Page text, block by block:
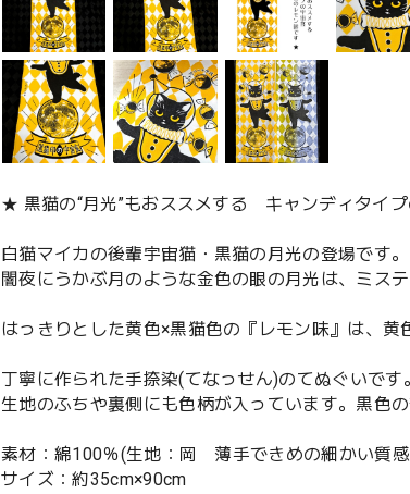
★ 黒猫の“月光”もおススメする キャンディタイ
白猫マイカの後輩宇宙猫・黒猫の月光の登場です。
闇夜にうかぶ月のような金色の眼の月光は、ミス
はっきりとした黄色×黒猫色の『レモン味』は、黄
丁寧に作られた手捺染(てなっせん)のてぬぐいです。
生地のふちや裏側にも色柄が入っています。黒色
素材：綿100％(生地：岡 薄手できめの細かい
サイズ：約35cm×90cm